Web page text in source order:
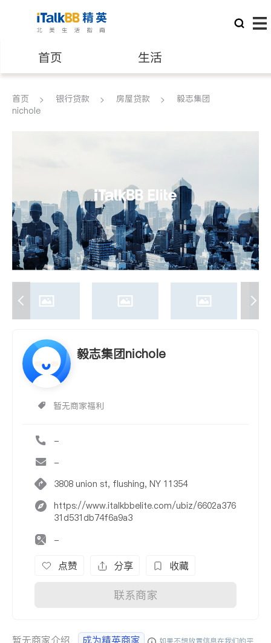
首页 生活
医生 律师
养老 非盈利组织
首页 银行贷款 房屋贷款
毅志集团
nichole
毅志集团nichole
暂无商家福利
-
-
3808 union st, flushing, NY 11354
https://www.italkbbelite.com/ubiz/6602a376
31d531db74f6a9a3
-
点赞 分享 收藏
联系商家
暂无商家介绍 成为精英商家